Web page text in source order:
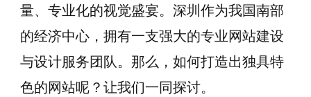
量、专业化的视觉盛宴。深圳作为我国南部
的经济中心，拥有一支强大的专业网站建设
与设计服务团队。那么，如何打造出独具特
色的网站呢？让我们一同探讨。